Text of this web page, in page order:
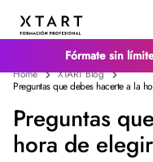
Home
XTART Blog
Preguntas que debes hacerte a la
Preguntas
hora de
Fórmate sin